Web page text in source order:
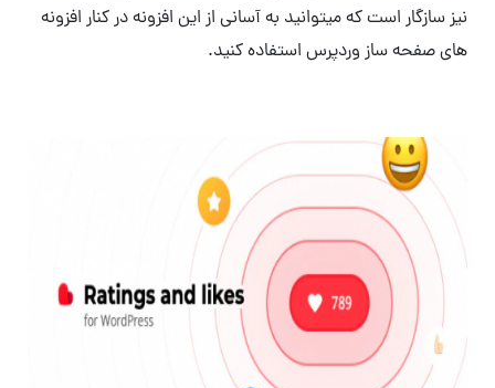
نیز سازگار است که میتوانید به آسانی از این افزونه در کنار افزونه
های صفحه ساز وردپرس استفاده کنید.